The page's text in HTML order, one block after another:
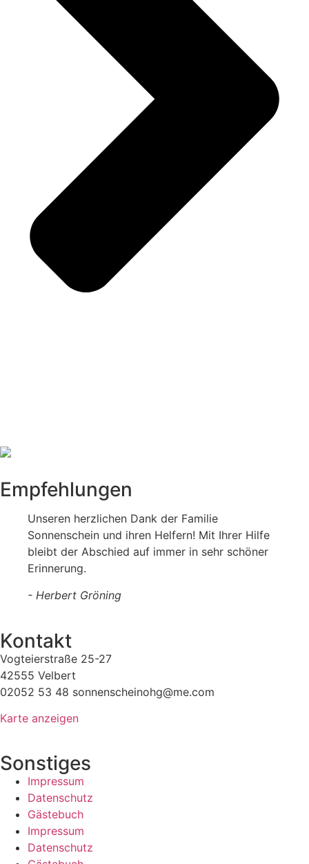
Empfehlungen
Unseren herzlichen Dank der Familie
Sonnenschein und ihren Helfern! Mit Ihrer Hilfe
bleibt der Abschied auf immer in sehr schöner
Erinnerung.
- Herbert Gröning
Kontakt
Vogteierstraße 25-27
42555 Velbert
02052 53 48 sonnenscheinohg@me.com
Karte anzeigen
Sonstiges
Impressum
Datenschutz
Gästebuch
Impressum
Datenschutz